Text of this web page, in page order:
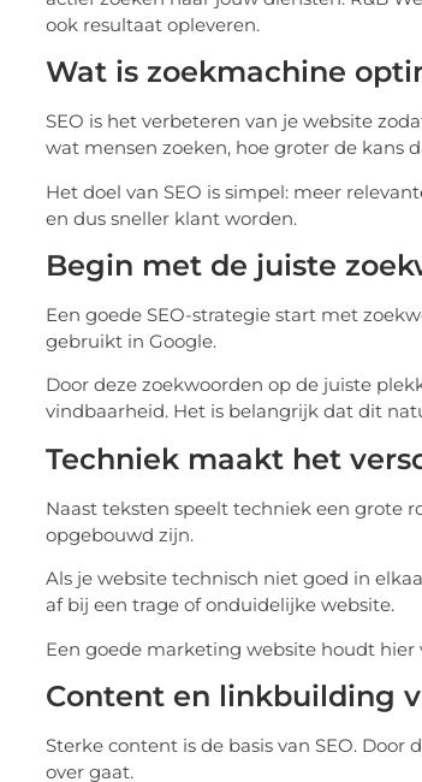
ook resultaat opleveren.
Wat is zoekmachine
SEO is het verbeteren van je website
wat mensen zoeken, hoe groter de kans
Het doel van SEO is simpel: meer
en dus sneller klant worden.
Begin met de juiste
Een goede SEO-strategie start met
gebruikt in Google.
Door deze zoekwoorden op de juiste
vindbaarheid. Het is belangrijk dat dit
Techniek maakt het
Naast teksten speelt techniek een grote
opgebouwd zijn.
Als je website technisch niet goed in
af bij een trage of onduidelijke website.
Een goede marketing website houdt
Content en linkbuilding
Sterke content is de basis van SEO.
over gaat.